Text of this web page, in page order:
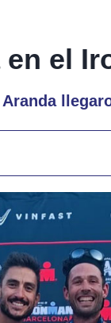
el